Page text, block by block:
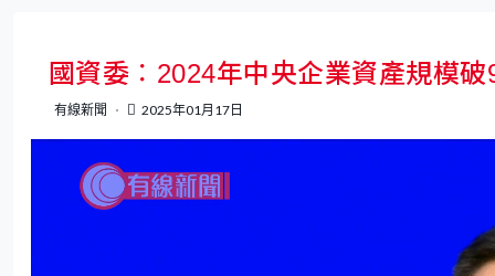
國資委︰2024年中央企業資產規模
有線新聞 2025年01月17日